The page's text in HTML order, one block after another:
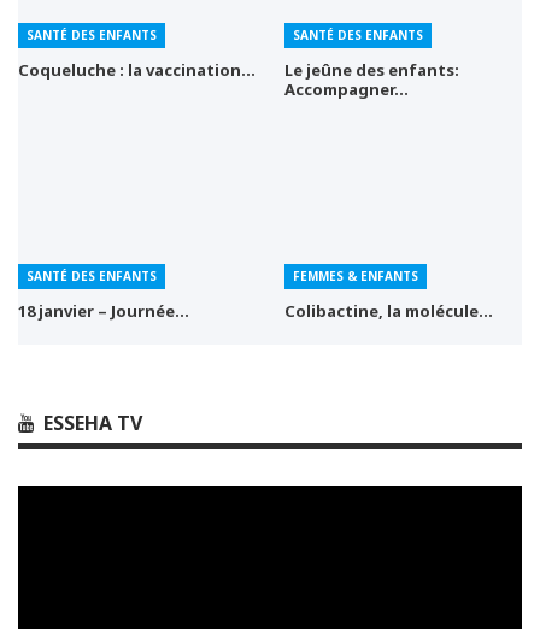
SANTÉ DES ENFANTS
Coqueluche : la vaccination…
SANTÉ DES ENFANTS
Le jeûne des enfants:
Accompagner…
SANTÉ DES ENFANTS
18 janvier – Journée…
FEMMES & ENFANTS
Colibactine, la molécule…
ESSEHA TV